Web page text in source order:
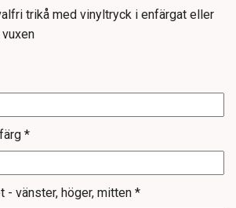
trikå med vinyltryck i enfärgat eller
*
- vänster, höger, mitten *